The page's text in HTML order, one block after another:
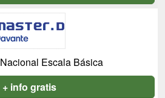
Escala Básica
+ info gratis